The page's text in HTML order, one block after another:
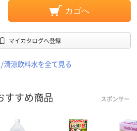
カゴへ
マイカタログへ登録
清涼飲料水を全て見る
すすめ商品 スポンサー